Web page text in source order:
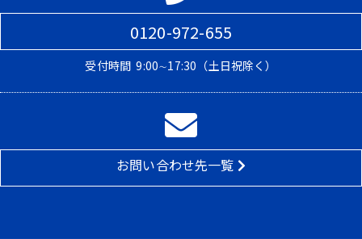
0120-972-655
受付時間 9:00∼17:30（土日祝除く）
お問い合わせ先一覧